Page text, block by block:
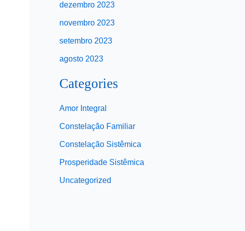
dezembro 2023
novembro 2023
setembro 2023
agosto 2023
Categories
Amor Integral
Constelação Familiar
Constelação Sistêmica
Prosperidade Sistêmica
Uncategorized